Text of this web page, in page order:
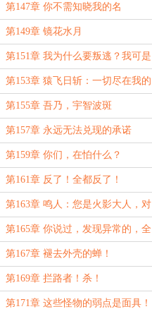
第147章 你不需知晓我的名
第149章 镜花水月
第151章 我为什么要叛逃？我可是
木叶的英雄啊
第153章 猿飞日斩：一切尽在我的
掌握
第155章 吾乃，宇智波斑
第157章 永远无法兑现的承诺
第159章 你们，在怕什么？
第161章 反了！全都反了！
第163章 鸣人：您是火影大人，对
吗？
第165章 你说过，发现异常的，全
部杀死
第167章 褪去外壳的蝉！
第169章 拦路者！杀！
第171章 这些怪物的弱点是面具！